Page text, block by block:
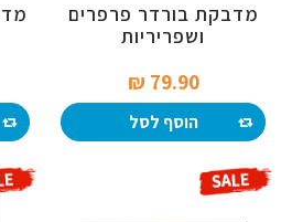
מדבקת בורדר פרפרים
ושפריריות
79.90 ₪‎
הוסף לסל